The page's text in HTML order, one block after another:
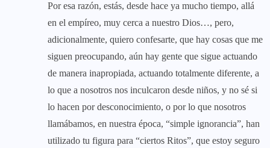
Por esa razón, estás, desde hace ya mucho tiempo, allá
en el empíreo, muy cerca a nuestro Dios…, pero,
adicionalmente, quiero confesarte, que hay cosas que me
siguen preocupando, aún hay gente que sigue actuando
de manera inapropiada, actuando totalmente diferente, a
lo que a nosotros nos inculcaron desde niños, y no sé si
lo hacen por desconocimiento, o por lo que nosotros
llamábamos, en nuestra época, “simple ignorancia”, han
utilizado tu figura para “ciertos Ritos”, que estoy seguro